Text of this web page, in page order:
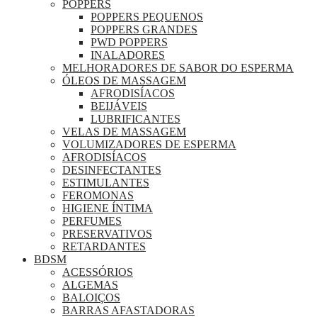
POPPERS
POPPERS PEQUENOS
POPPERS GRANDES
PWD POPPERS
INALADORES
MELHORADORES DE SABOR DO ESPERMA
ÓLEOS DE MASSAGEM
AFRODISÍACOS
BEIJÁVEIS
LUBRIFICANTES
VELAS DE MASSAGEM
VOLUMIZADORES DE ESPERMA
AFRODISÍACOS
DESINFECTANTES
ESTIMULANTES
FEROMONAS
HIGIENE ÍNTIMA
PERFUMES
PRESERVATIVOS
RETARDANTES
BDSM
ACESSÓRIOS
ALGEMAS
BALOIÇOS
BARRAS AFASTADORAS